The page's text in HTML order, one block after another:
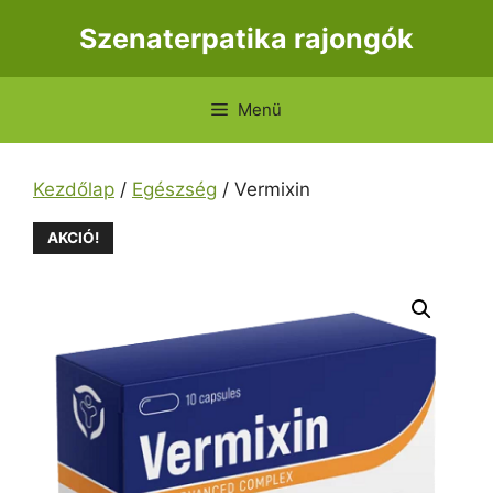
Szenaterpatika rajongók
Menü
Kezdőlap / Egészség / Vermixin
AKCIÓ!